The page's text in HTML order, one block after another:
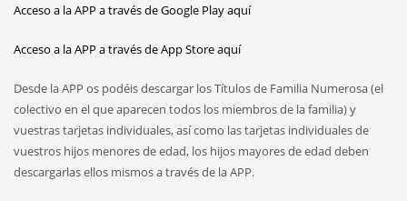
Acceso a la APP a través de Google Play aquí
Acceso a la APP a través de App Store aquí
Desde la APP os podéis descargar los Títulos de Familia Numerosa (el
colectivo en el que aparecen todos los miembros de la familia) y
vuestras tarjetas individuales, así como las tarjetas individuales de
vuestros hijos menores de edad, los hijos mayores de edad deben
descargarlas ellos mismos a través de la APP.